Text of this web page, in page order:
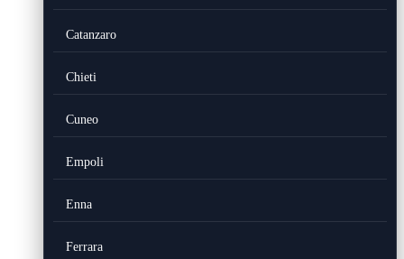
Catanzaro
Chieti
Cuneo
Empoli
Enna
Ferrara